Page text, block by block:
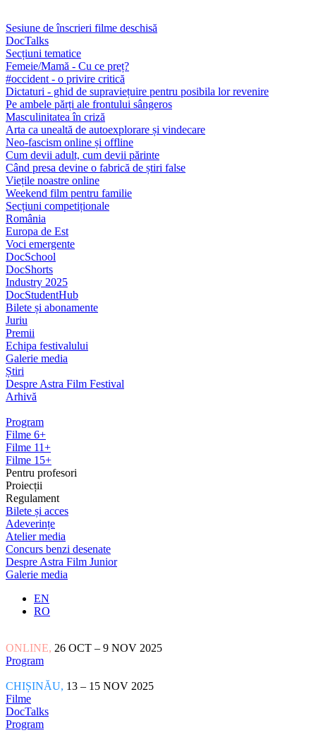
Sesiune de înscrieri filme deschisă
DocTalks
Secțiuni tematice
Femeie/Mamă - Cu ce preț?
#occident - o privire critică
Dictaturi - ghid de supraviețuire pentru posibila lor revenire
Pe ambele părți ale frontului sângeros
Masculinitatea în criză
Arta ca unealtă de autoexplorare și vindecare
Neo-fascism online și offline
Cum devii adult, cum devii părinte
Când presa devine o fabrică de știri false
Viețile noastre online
Weekend film pentru familie
Secțiuni competiționale
România
Europa de Est
Voci emergente
DocSchool
DocShorts
Industry 2025
DocStudentHub
Bilete și abonamente
Juriu
Premii
Echipa festivalului
Galerie media
Știri
Despre Astra Film Festival
Arhivă
Program
Filme 6+
Filme 11+
Filme 15+
Pentru profesori
Proiecții
Regulament
Bilete și acces
Adeverințe
Atelier media
Concurs benzi desenate
Despre Astra Film Junior
Galerie media
EN
RO
ONLINE, 26 OCT – 9 NOV 2025
Program
CHIȘINĂU, 13 – 15 NOV 2025
Filme
DocTalks
Program